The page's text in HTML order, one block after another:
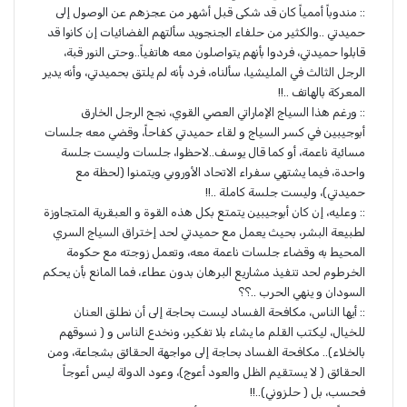
:: مندوباً أممياً كان قد شكى قبل أشهر من عجزهم عن الوصول إلى
حميدتي ..والكثير من حلفاء الجنجويد سألتهم الفضائيات إن كانوا قد
قابلوا حميدتي، فردوا بأنهم يتواصلون معه هاتفياً..وحتى النور قبة،
الرجل الثالث في المليشيا، سألناه، فرد بأنه لم يلتق بحميدتي، وأنه يدير
المعركة بالهاتف ..!!
:: ورغم هذا السياج الإماراتي العصي القوي، نجح الرجل الخارق
أبوجيبين في كسر السياج و لقاء حميدتي كفاحاً، وقضي معه جلسات
مسائية ناعمة، أو كما قال يوسف..لاحظوا، جلسات وليست جلسة
واحدة، فيما يشتهي سفراء الاتحاد الأوروبي ويتمنوا (لحظة مع
حميدتي)، وليست جلسة كاملة ..!!
:: وعليه، إن كان أبوجيبين يتمتع بكل هذه القوة و العبقرية المتجاوزة
لطبيعة البشر، بحيث يعمل مع حميدتي لحد إختراق السياج السري
المحيط به وقضاء جلسات ناعمة معه، وتعمل زوجته مع حكومة
الخرطوم لحد تنفيذ مشاريع البرهان بدون عطاء، فما المانع بأن يحكم
السودان و ينهي الحرب ..؟؟
:: أيها الناس، مكافحة الفساد ليست بحاجة إلى أن نطلق العنان
للخيال، ليكتب القلم ما يشاء بلا تفكير، ونخدع الناس و ( نسوقهم
بالخلاء).. مكافحة الفساد بحاجة إلى مواجهة الحقائق بشجاعة، ومن
الحقائق ( لا يستقيم الظل والعود أعوج)، وعود الدولة ليس أعوجاً
فحسب، بل ( حلزوني)..!!